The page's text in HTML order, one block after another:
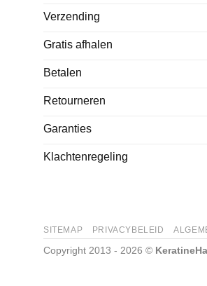
Verzending
Gratis afhalen
Betalen
Retourneren
Garanties
Klachtenregeling
SITEMAP PRIVACYBELEID
Copyright 2013 - 2026 ©